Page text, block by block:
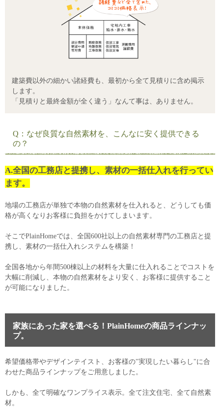
建築費以外の細かい諸経費も、最初から全て見積りに含め掲示
します。
「見積りと最終金額が全く違う」なんて事は、ありません。
Q：なぜ良質な自然素材を、こんなに安く提供できる
の？
A.全国の工務店と提携し、素材の一括仕入れを行ってい
ます。
地場の工務店が単独で本物の自然素材を仕入れると、どうしても価
格が高くなりお客様に負担をかけてしまいます。
そこでPlainHomeでは、全国600社以上の自然素材専門の工務店と提
携し、素材の一括仕入れシステムを構築！
全国各地から年間500棟以上の材料を大量に仕入れることでコストを
大幅に削減し、本物の自然素材をより安く、お客様に提供すること
が可能になりました。
家族にあった家を選べる！PlainHomeの商品ラインナッ
プ。
希望価格帯やデザインテイスト、お客様の"実現したい暮らし"に合
わせた商品ラインナップをご用意しました。
しかも、全て明確なワンプライス表示。全て注文住宅、全て自然素
材。